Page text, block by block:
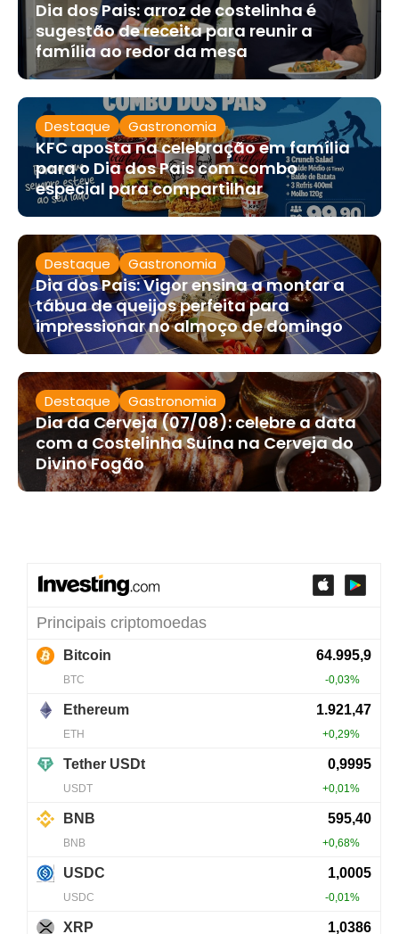
Dia dos Pais: arroz de costelinha é
sugestão de receita para reunir a
família ao redor da mesa
Destaque Gastronomia
KFC aposta na celebração em família
para o Dia dos Pais com combo
especial para compartilhar
Destaque Gastronomia
Dia dos Pais: Vigor ensina a montar a
tábua de queijos perfeita para
impressionar no almoço de domingo
Destaque Gastronomia
Dia da Cerveja (07/08): celebre a data
com a Costelinha Suína na Cerveja do
Divino Fogão